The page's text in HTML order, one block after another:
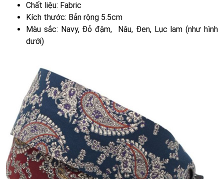
Chất liệu: Fabric
Kích thước: Bản rộng 5.5cm
Màu sắc: Navy, Đỏ đậm, Nâu, Đen, Lục lam (như hình
dưới)